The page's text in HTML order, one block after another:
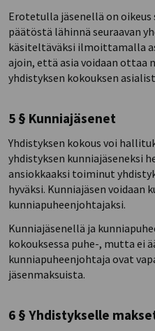
Erotetulla jäsenellä on
päätöstä lähinnä seuraavan
käsiteltäväksi ilmoittamalla
ajoin, että asia voidaan ottaa
yhdistyksen kokouksen
5 § Kunniajäsenet
Yhdistyksen kokous voi
yhdistyksen kunniajäseneksi
ansiokkaaksi toiminut
hyväksi. Kunniajäsen voidaan
kunniapuheenjohtajaksi.
Kunniajäsenellä ja
kokouksessa puhe-, mutta ei
kunniapuheenjohtaja ovat
jäsenmaksuista.
6 § Yhdistykselle